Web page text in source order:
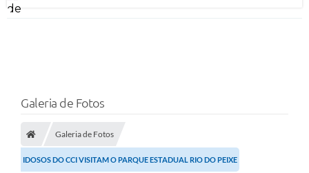
Galeria de Fotos
Galeria de Fotos
IDOSOS DO CCI VISITAM O PARQUE ESTADUAL RIO DO PEIXE